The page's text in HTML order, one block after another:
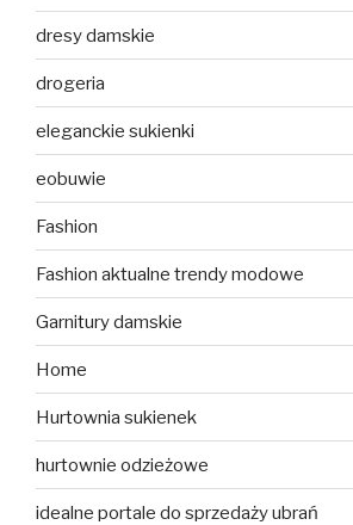
dresy damskie
drogeria
eleganckie sukienki
eobuwie
Fashion
Fashion aktualne trendy modowe
Garnitury damskie
Home
Hurtownia sukienek
hurtownie odzieżowe
idealne portale do sprzedaży ubrań